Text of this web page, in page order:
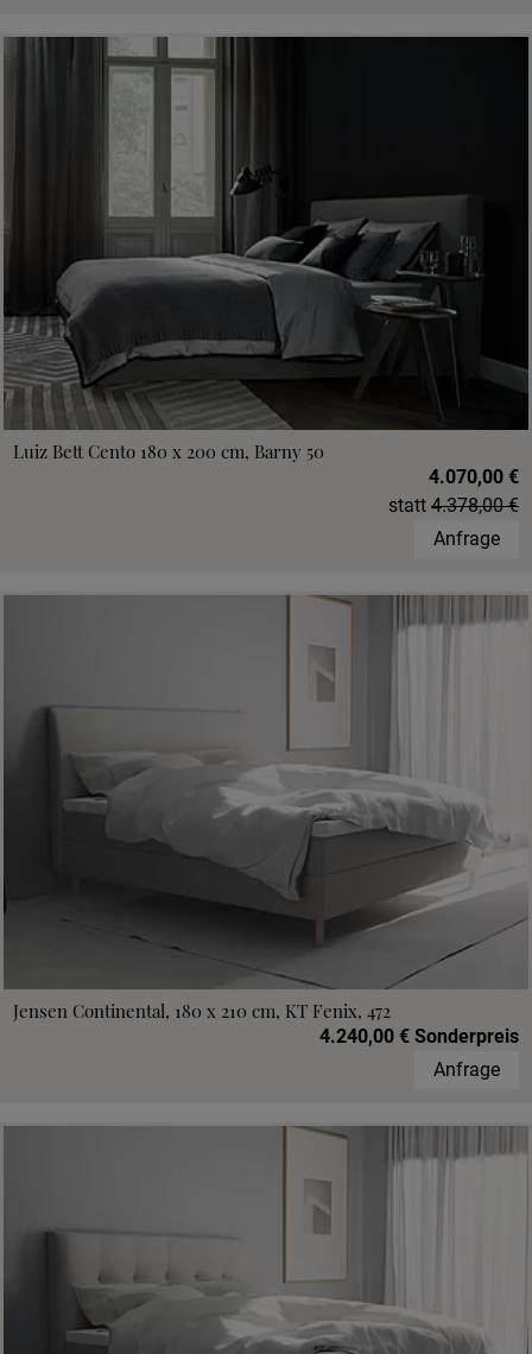
Luiz Bett Cento 180 x 200 cm, Barny 50
4.070,00 €
statt 4.378,00 €
Anfrage
Jensen Continental, 180 x 210 cm, KT Fenix, 472
4.240,00 € Sonderpreis
Anfrage